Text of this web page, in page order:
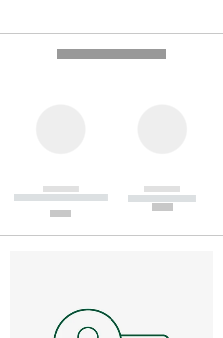
------------
----------- ----------- --------
------------
----------- -----------